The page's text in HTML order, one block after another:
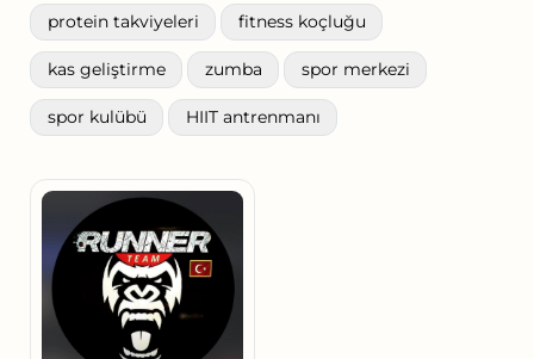
protein takviyeleri fitness koçluğu
kas geliştirme zumba spor merkezi
spor kulübü HIIT antrenmanı